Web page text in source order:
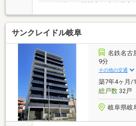
き、陽当り・眺望良好◆各居室
ウォークスルークローゼット
ペット飼育可(規約による制限
ーム実施予定内容】■システムキ
ス・トイレ 洗面化粧台・給湯
交換■クロス(壁・天井)貼替 等
サンクレイドル岐阜
名鉄名古
9分
その他の交通
築7年4ヶ月/
総戸数32戸
岐阜県岐